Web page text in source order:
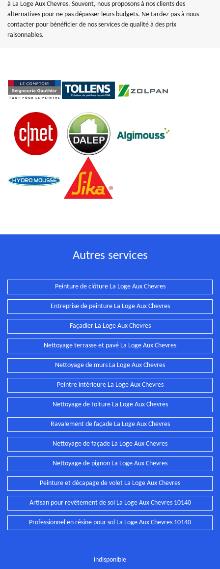
à La Loge Aux Chevres. Souvent, nous proposons à nos clients des
alternatives pour ne pas dépasser leurs budgets. Ne tardez pas à nous
contacter pour bénéficier de nos services de qualité à des prix
raisonnables.
Autres services
Peinture de clôture La Loge Aux Chevres
Entreprise de peinture La Loge Aux Chevres
Façadier La Loge Aux Chevres
Nettoyage terrasse et pavé La Loge Aux Chevres
Nettoyage de murs La Loge Aux Chevres
Peintre intérieure La Loge Aux Chevres
Nettoyage de toiture La Loge Aux Chevres
Ravalement de façade La Loge Aux Chevres
Nettoyage de façade La Loge Aux Chevres
Nettoyage de pignon La Loge Aux Chevres
Peinture et décapage de volet La Loge Aux Chevres
Artisan pour revêtement de sol La Loge Aux Chevres 10140
Professionnel en résine pour sol La Loge Aux Chevres 10140
indisponible